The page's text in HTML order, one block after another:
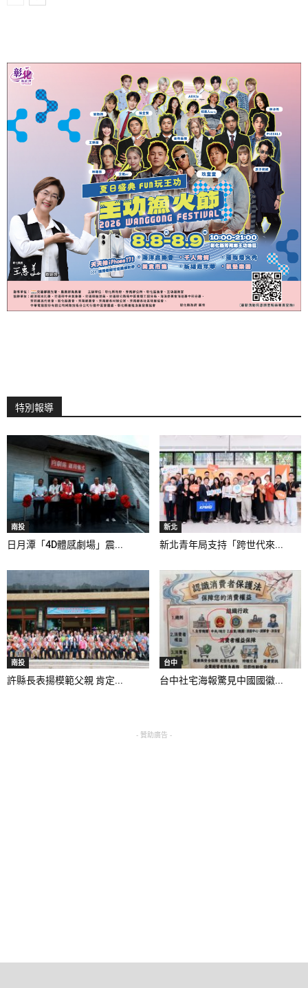
特別報導
南投
日月潭「4D體感劇場」震...
新北
新北青年局支持「跨世代來...
南投
許縣長表揚模範父親 肯定...
台中
台中社宅海報驚見中國國徽...
- 贊助廣告 -